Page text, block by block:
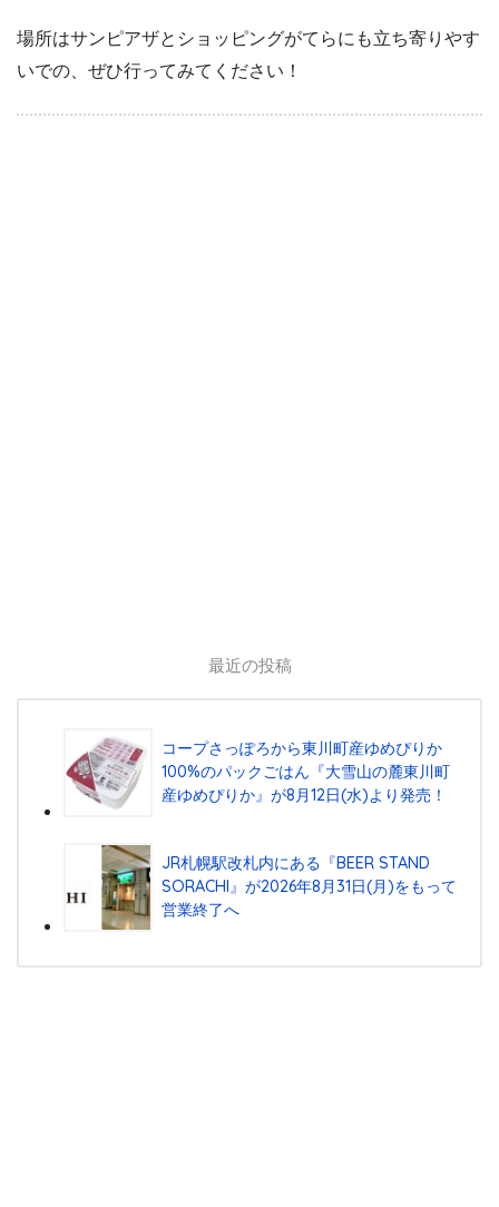
場所はサンピアザとショッピングがてらにも立ち寄りやす
いでの、ぜひ行ってみてください！
最近の投稿
コープさっぽろから東川町産ゆめぴりか
100%のパックごはん『⼤雪⼭の麓東川町
産ゆめぴりか』が8⽉12⽇(⽔)より発売！
JR札幌駅改札内にある『BEER STAND
SORACHI』が2026年8月31日(月)をもって
営業終了へ